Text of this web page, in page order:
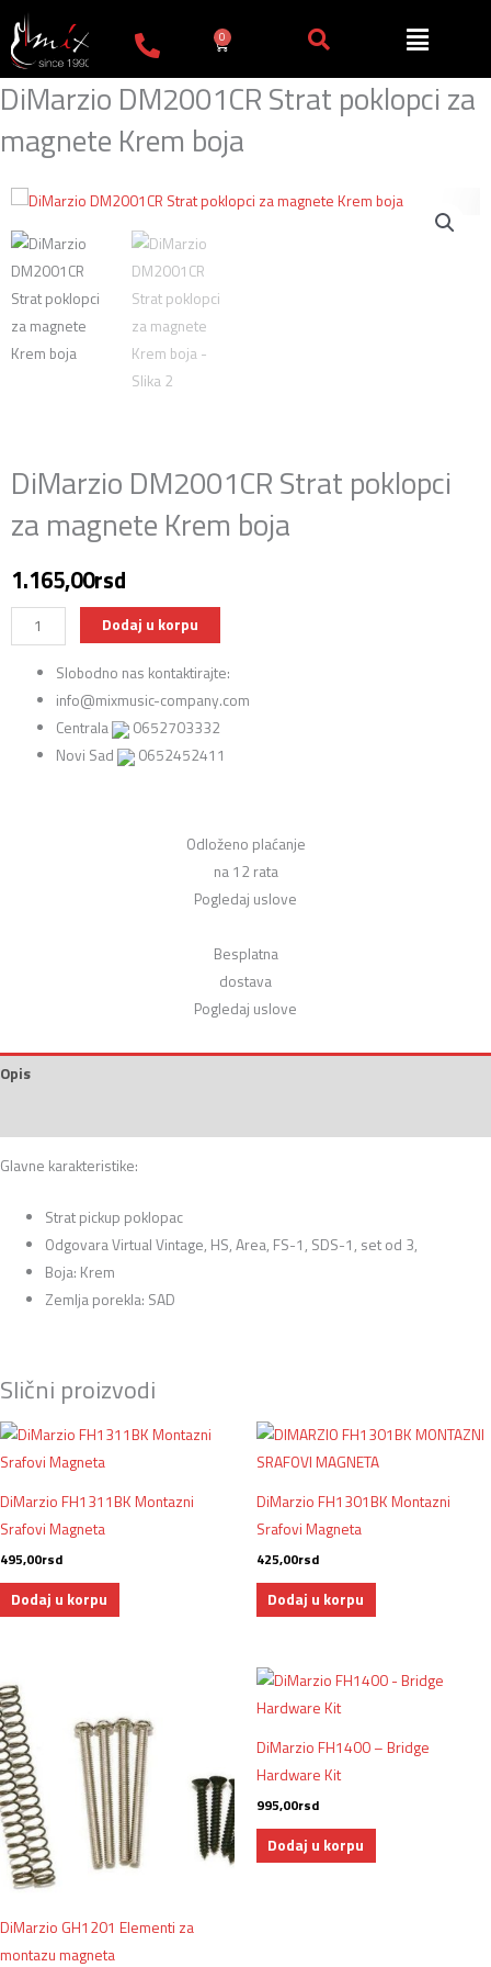
Пређи
на
садржај
0
Cart
DiMarzio DM2001CR Strat poklopci za
magnete Krem boja
DiMarzio DM2001CR Strat poklopci
za magnete Krem boja
1.165,00rsd
DiMarzio
DM2001CR
Strat
poklopci
magnete
Dodaj u korpu
Slobodno nas kontaktirajte:
info@mixmusic-company.com
Centrala
0652703332
Novi Sad
0652452411
Odloženo plaćanje
na 12 rata
Pogledaj uslove
Besplatna
dostava
Pogledaj uslove
Opis
Glavne karakteristike:
Strat pickup poklopac
Odgovara Virtual Vintage, HS, Area, FS-1, SDS-1, set od 3,
Boja: Krem
Zemlja porekla: SAD
Slični proizvodi
DiMarzio FH1311BK Montazni
Srafovi Magneta
495,00rsd
Dodaj u korpu
DiMarzio FH1301BK Montazni
Srafovi Magneta
425,00rsd
Dodaj u korpu
DiMarzio GH1201 Elementi za
montazu magneta
DiMarzio FH1400 – Bridge
Hardware Kit
995,00rsd
Dodaj u korpu